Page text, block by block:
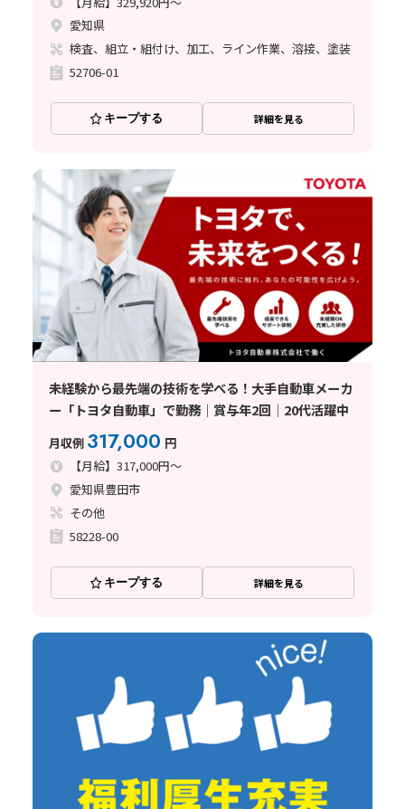
愛知県
検査、組立・組付け、加工、ライン作業、溶接、塗装
52706-01
キープする 詳細を見る
未経験から最先端の技術を学べる！大手自動車メーカ
ー「トヨタ自動車」で勤務│賞与年2回│20代活躍中
月収例 317,000 円
【月給】317,000円～
愛知県豊田市
その他
58228-00
キープする 詳細を見る